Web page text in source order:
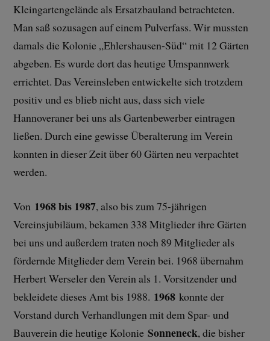
Kleingartengelände als Ersatzbauland betrachteten.
Man saß sozusagen auf einem Pulverfass. Wir mussten
damals die Kolonie „Ehlershausen-Süd“ mit 12 Gärten
abgeben. Es wurde dort das heutige Umspannwerk
errichtet. Das Vereinsleben entwickelte sich trotzdem
positiv und es blieb nicht aus, dass sich viele
Hannoveraner bei uns als Gartenbewerber eintragen
ließen. Durch eine gewisse Überalterung im Verein
konnten in dieser Zeit über 60 Gärten neu verpachtet
werden.
Von 1968 bis 1987, also bis zum 75-jährigen
Vereinsjubiläum, bekamen 338 Mitglieder ihre Gärten
bei uns und außerdem traten noch 89 Mitglieder als
fördernde Mitglieder dem Verein bei. 1968 übernahm
Herbert Werseler den Verein als 1. Vorsitzender und
bekleidete dieses Amt bis 1988. 1968 konnte der
Vorstand durch Verhandlungen mit dem Spar- und
Bauverein die heutige KolonieSonneneck, die bisher